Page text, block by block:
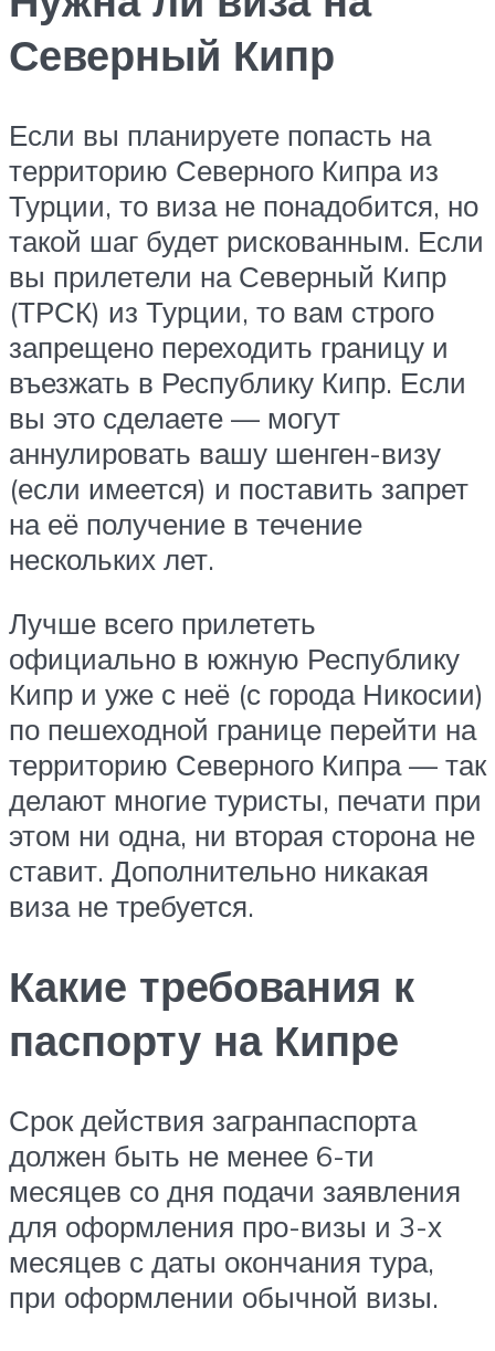
Северный Кипр
Если вы планируете попасть на
территорию Северного Кипра из
Турции, то виза не понадобится, но
такой шаг будет рискованным. Если
вы прилетели на Северный Кипр
(ТРСК) из Турции, то вам строго
запрещено переходить границу и
въезжать в Республику Кипр. Если
вы это сделаете — могут
аннулировать вашу шенген-визу
(если имеется) и поставить запрет
на её получение в течение
нескольких лет.
Лучше всего прилететь
официально в южную Республику
Кипр и уже с неё (с города Никосии)
по пешеходной границе перейти на
территорию Северного Кипра — так
делают многие туристы, печати при
этом ни одна, ни вторая сторона не
ставит. Дополнительно никакая
виза не требуется.
Какие требования к
паспорту на Кипре
Срок действия загранпаспорта
должен быть не менее 6-ти
месяцев со дня подачи заявления
для оформления про-визы и 3-х
месяцев с даты окончания тура,
при оформлении обычной визы.